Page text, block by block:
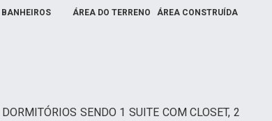
BANHEIROS ÁREA DO TERRENO ÁREA CONSTRUÍDA
SENDO 1 SUITE COM CLOSET, 2